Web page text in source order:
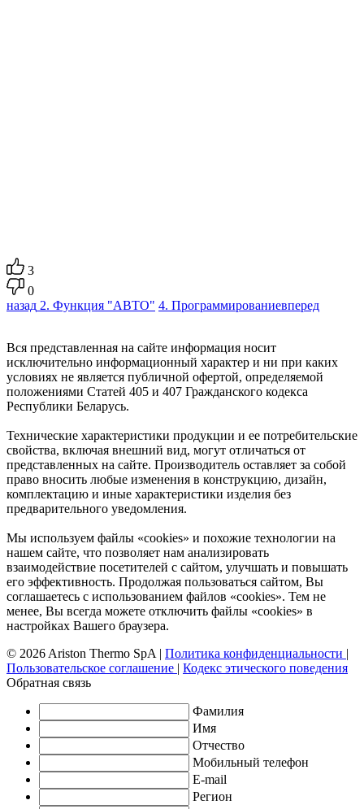
3
0
назад 2. Функция "АВТО" 4. Программированиевперед
Вся представленная на сайте информация носит
исключительно информационный характер и ни при каких
условиях не является публичной офертой, определяемой
положениями Статей 405 и 407 Гражданского кодекса
Республики Беларусь.
Технические характеристики продукции и ее потребительские
свойства, включая внешний вид, могут отличаться от
представленных на сайте. Производитель оставляет за собой
право вносить любые изменения в конструкцию, дизайн,
комплектацию и иные характеристики изделия без
предварительного уведомления.
Мы используем файлы «cookies» и похожие технологии на
нашем сайте, что позволяет нам анализировать
взаимодействие посетителей с сайтом, улучшать и повышать
его эффективность. Продолжая пользоваться сайтом, Вы
соглашаетесь с использованием файлов «cookies». Тем не
менее, Вы всегда можете отключить файлы «cookies» в
настройках Вашего браузера.
© 2026 Ariston Thermo SpA | Политика конфиденциальности |
Пользовательское соглашение | Кодекс этического поведения
Обратная связь
Фамилия
Имя
Отчество
Мобильный телефон
E-mail
Регион